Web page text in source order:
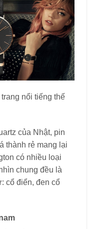
nổi tiếng thế
của Nhật, pin
thành rẻ mang lại
có nhiều loại
chung đều là
cổ điển, đen cổ